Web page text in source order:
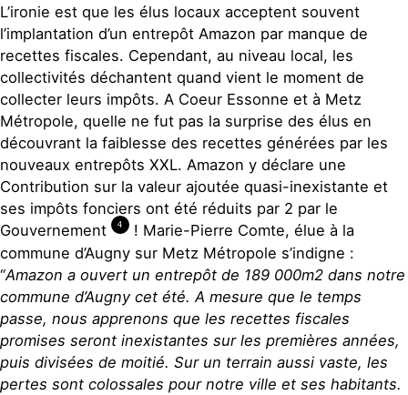
L’ironie est que les élus locaux acceptent souvent
l’implantation d’un entrepôt Amazon par manque de
recettes fiscales. Cependant, au niveau local, les
collectivités déchantent quand vient le moment de
collecter leurs impôts. A Coeur Essonne et à Metz
Métropole, quelle ne fut pas la surprise des élus en
découvrant la faiblesse des recettes générées par les
nouveaux entrepôts XXL. Amazon y déclare une
Contribution sur la valeur ajoutée quasi-inexistante et
ses impôts fonciers ont été réduits par 2 par le
Gouvernement
4
! Marie-Pierre Comte, élue à la
commune d’Augny sur Metz Métropole s’indigne :
“Amazon a ouvert un entrepôt de 189 000m2 dans notre
commune d’Augny cet été. A mesure que le temps
passe, nous apprenons que les recettes fiscales
promises seront inexistantes sur les premières années,
puis divisées de moitié. Sur un terrain aussi vaste, les
pertes sont colossales pour notre ville et ses habitants.